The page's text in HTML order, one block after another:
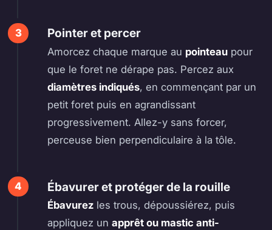
Pointer et percer
Amorcez chaque marque au pointeau pour
que le foret ne dérape pas. Percez aux
diamètres indiqués, en commençant par un
petit foret puis en agrandissant
progressivement. Allez-y sans forcer,
perceuse bien perpendiculaire à la tôle.
Ébavurer et protéger de la rouille
Ébavurez les trous, dépoussiérez, puis
appliquez un apprêt ou mastic anti-